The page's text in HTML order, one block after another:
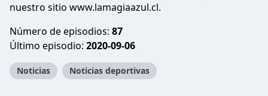
nuestro sitio www.lamagiaazul.cl.
Número de episodios: 87
Último episodio: 2020-09-06
Noticias Noticias deportivas